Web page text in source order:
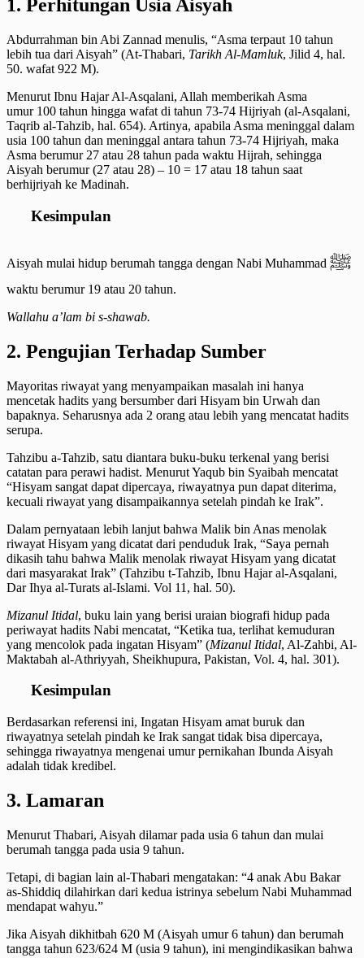
1. Perhitungan Usia Aisyah
Abdurrahman bin Abi Zannad menulis, “Asma terpaut 10 tahun
lebih tua dari Aisyah” (At-Thabari, Tarikh Al-Mamluk, Jilid 4, hal.
50. wafat 922 M).
Menurut Ibnu Hajar Al-Asqalani, Allah memberikah Asma
umur 100 tahun hingga wafat di tahun 73-74 Hijriyah (al-Asqalani,
Taqrib al-Tahzib, hal. 654). Artinya, apabila Asma meninggal dalam
usia 100 tahun dan meninggal antara tahun 73-74 Hijriyah, maka
Asma berumur 27 atau 28 tahun pada waktu Hijrah, sehingga
Aisyah berumur (27 atau 28) – 10 = 17 atau 18 tahun saat
berhijriyah ke Madinah.
Kesimpulan
Aisyah mulai hidup berumah tangga dengan Nabi Muhammad ﷺ
waktu berumur 19 atau 20 tahun.
Wallahu a’lam bi s-shawab.
2. Pengujian Terhadap Sumber
Mayoritas riwayat yang menyampaikan masalah ini hanya
mencetak hadits yang bersumber dari Hisyam bin Urwah dan
bapaknya. Seharusnya ada 2 orang atau lebih yang mencatat hadits
serupa.
Tahzibu a-Tahzib, satu diantara buku-buku terkenal yang berisi
catatan para perawi hadist. Menurut Yaqub bin Syaibah mencatat
“Hisyam sangat dapat dipercaya, riwayatnya pun dapat diterima,
kecuali riwayat yang disampaikannya setelah pindah ke Irak”.
Dalam pernyataan lebih lanjut bahwa Malik bin Anas menolak
riwayat Hisyam yang dicatat dari penduduk Irak, “Saya pernah
dikasih tahu bahwa Malik menolak riwayat Hisyam yang dicatat
dari masyarakat Irak” (Tahzibu t-Tahzib, Ibnu Hajar al-Asqalani,
Dar Ihya al-Turats al-Islami. Vol 11, hal. 50).
Mizanul Itidal, buku lain yang berisi uraian biografi hidup pada
periwayat hadits Nabi mencatat, “Ketika tua, terlihat kemuduran
yang mencolok pada ingatan Hisyam” (Mizanul Itidal, Al-Zahbi, Al-
Maktabah al-Athriyyah, Sheikhupura, Pakistan, Vol. 4, hal. 301).
Kesimpulan
Berdasarkan referensi ini, Ingatan Hisyam amat buruk dan
riwayatnya setelah pindah ke Irak sangat tidak bisa dipercaya,
sehingga riwayatnya mengenai umur pernikahan Ibunda Aisyah
adalah tidak kredibel.
3. Lamaran
Menurut Thabari, Aisyah dilamar pada usia 6 tahun dan mulai
berumah tangga pada usia 9 tahun.
Tetapi, di bagian lain al-Thabari mengatakan: “4 anak Abu Bakar
as-Shiddiq dilahirkan dari kedua istrinya sebelum Nabi Muhammad
mendapat wahyu.”
Jika Aisyah dikhitbah 620 M (Aisyah umur 6 tahun) dan berumah
tangga tahun 623/624 M (usia 9 tahun), ini mengindikasikan bahwa